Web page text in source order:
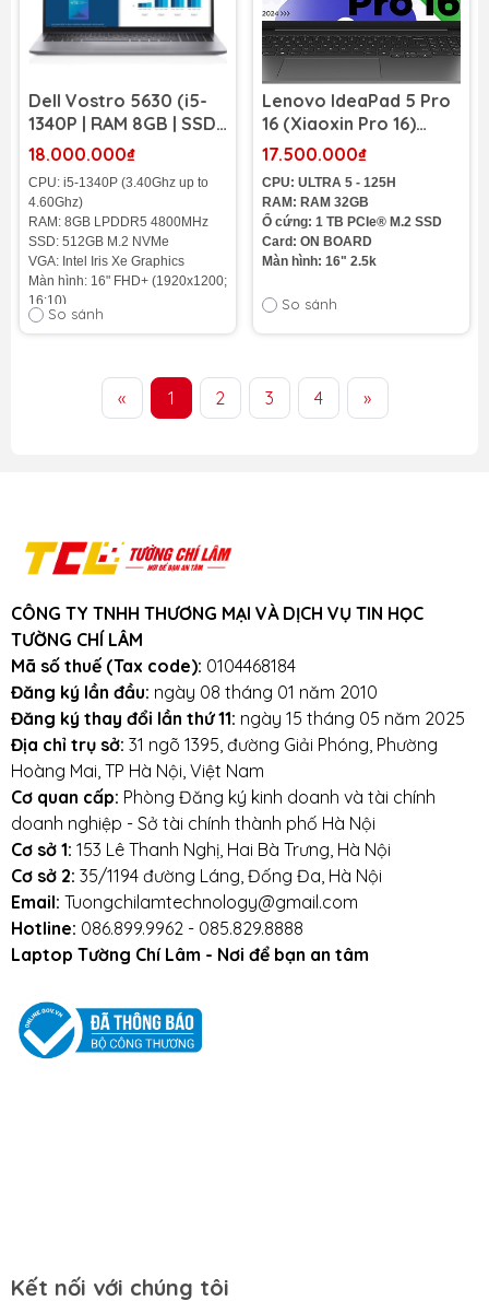
Dell Vostro 5630 (i5-
1340P | RAM 8GB | SSD
512GB NVMe | 16 Inch
18.000.000₫
CPU: i5-1340P (3.40Ghz up to
4.60Ghz)
RAM: 8GB LPDDR5 4800MHz
SSD: 512GB M.2 NVMe
VGA: Intel Iris Xe Graphics
Màn hình: 16" FHD+ (1920x1200;
16:10)
Cân nặng: 1,90kg
NHẬP KHẨU 100%
So sánh
Lenovo IdeaPad 5 Pro
16 (Xiaoxin Pro 16)
(Intel Core Ultra 5 125H
16 inch 2.5K+ 120Hz)
17.500.000₫
CPU: ULTRA 5 - 125H
RAM: RAM 32GB
Ổ cứng: 1 TB PCIe® M.2 SSD
Card: ON BOARD
Màn hình: 16" 2.5k
So sánh
« 1 2 3 4 »
CÔNG TY TNHH THƯƠNG MẠI VÀ DỊCH VỤ TIN HỌC
TƯỜNG CHÍ LÂM
Mã số thuế (Tax code): 0104468184
Đăng ký lần đầu: ngày 08 tháng 01 năm 2010
Đăng ký thay đổi lần thứ 11: ngày 15 tháng 05 năm 2025
Địa chỉ trụ sở: 31 ngõ 1395, đường Giải Phóng, Phường
Hoàng Mai, TP Hà Nội, Việt Nam
Cơ quan cấp: Phòng Đăng ký kinh doanh và tài chính
doanh nghiệp - Sở tài chính thành phố Hà Nội
Cơ sở 1: 153 Lê Thanh Nghị, Hai Bà Trưng, Hà Nội
Cơ sở 2: 35/1194 đường Láng, Đống Đa, Hà Nội
Email: Tuongchilamtechnology@gmail.com
Hotline: 086.899.9962 - 085.829.8888
Laptop Tường Chí Lâm - Nơi để bạn an tâm
Kết nối với chúng tôi